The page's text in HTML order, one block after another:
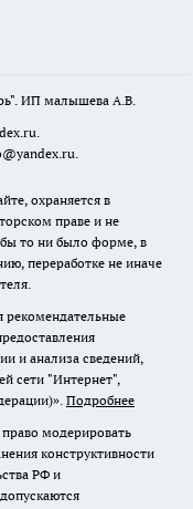
ИП малышева А.В.
охраняется в
праве и не
то ни было форме, в
переработке не иначе
и анализа сведений,
сети "Интернет",
Подробнее
модерировать
конструктивности
РФ и